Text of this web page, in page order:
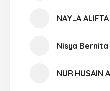
NAYLA
Nisya Bernita
NUR HUSAIN